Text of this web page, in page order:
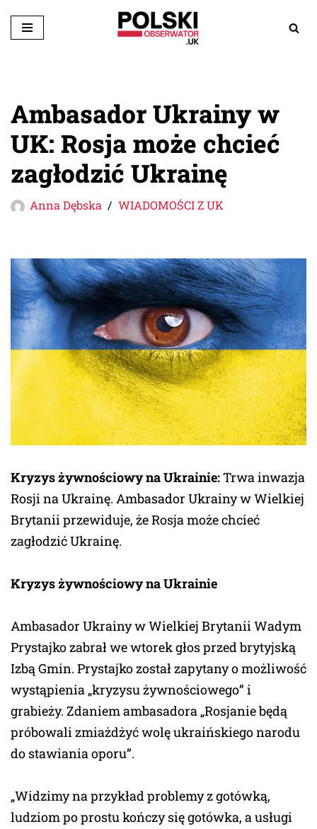
Przejdź
Ambasador Ukrainy w
UK: Rosja może chcieć
zagłodzić Ukrainę
Anna Dębska WIADOMOŚCI Z UK
Kryzys żywnościowy na Ukrainie:Trwa inwazja
Rosji na Ukrainę. Ambasador Ukrainy w Wielkiej
Brytanii przewiduje, że Rosja może chcieć
zagłodzić Ukrainę.
Kryzys żywnościowy na Ukrainie
Ambasador Ukrainy w Wielkiej Brytanii Wadym
Prystajko zabrał we wtorek głos przed brytyjską
Izbą Gmin. Prystajko został zapytany o możliwość
wystąpienia „kryzysu żywnościowego” i
grabieży. Zdaniem ambasadora „Rosjanie będą
próbowali zmiażdżyć wolę ukraińskiego narodu
do stawiania oporu”.
„Widzimy na przykład problemy z gotówką,
ludziom po prostu kończy się gotówka, a usługi